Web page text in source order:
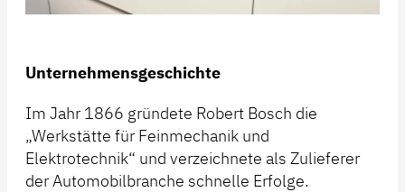
Unternehmensgeschichte
Im Jahr 1866 gründete Robert Bosch die
„Werkstätte für Feinmechanik und
Elektrotechnik“ und verzeichnete als Zulieferer
der Automobilbranche schnelle Erfolge.